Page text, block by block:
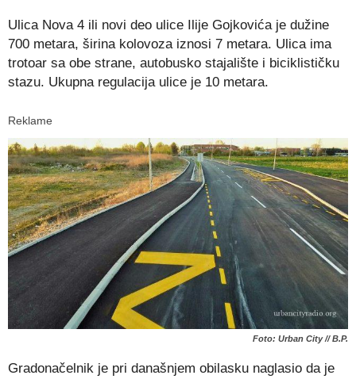
Ulica Nova 4 ili novi deo ulice Ilije Gojkovića je dužine
700 metara, širina kolovoza iznosi 7 metara. Ulica ima
trotoar sa obe strane, autobusko stajalište i biciklističku
stazu. Ukupna regulacija ulice je 10 metara.
Reklame
Foto: Urban City // B.P.
Gradonačelnik je pri današnjem obilasku naglasio da je